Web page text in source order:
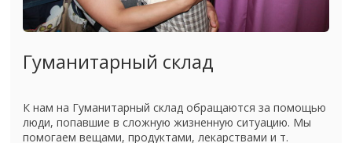
Гуманитарный склад
К нам на Гуманитарный склад обращаются за помощью
люди, попавшие в сложную жизненную ситуацию. Мы
помогаем вещами, продуктами, лекарствами и т.